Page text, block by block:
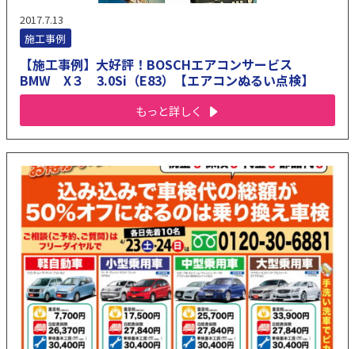
2017.7.13
施工事例
【施工事例】大好評！BOSCHエアコンサービス
BMW X３ 3.0Si（E83）【エアコンぬるい点検】
もっと詳しく